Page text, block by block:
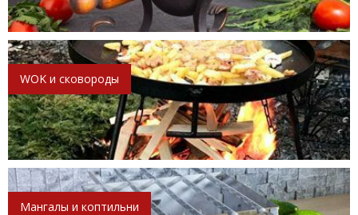
WOK и сковороды
Мангалы и коптильни